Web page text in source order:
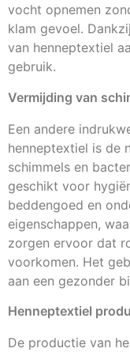
vocht opnemen
klam gevoel.
van henneptextiel
gebruik.
Vermijding van
Een andere
henneptextiel is de
schimmels en
geschikt voor
beddengoed en
eigenschappen,
zorgen ervoor dat
voorkomen. Het
aan een gezonder
Henneptextiel
De productie van